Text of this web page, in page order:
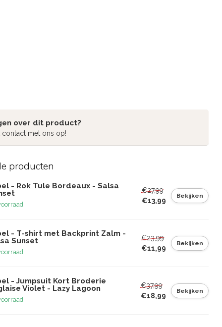
over dit product?
contact met ons op!
producten
- Rok Tule Bordeaux - Salsa
€27,99
€13,99
Bekijken
- T-shirt met Backprint Zalm -
Sunset
€23,99
€11,99
Bekijken
- Jumpsuit Kort Broderie
Violet - Lazy Lagoon
€37,99
€18,99
Bekijken